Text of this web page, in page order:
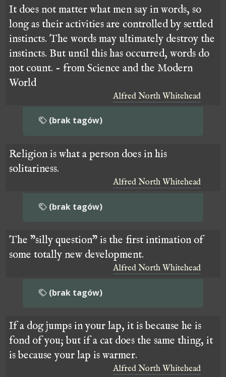
It does not matter what men say in words, so
long as their activities are controlled by settled
instincts. The words may ultimately destroy the
instincts. But until this has occurred, words do
not count. - from Science and the Modern
World
Alfred North Whitehead
(brak tagów)
Religion is what a person does in his
solitariness.
Alfred North Whitehead
(brak tagów)
The "silly question" is the first intimation of
some totally new development.
Alfred North Whitehead
(brak tagów)
If a dog jumps in your lap, it is because he is
fond of you; but if a cat does the same thing, it
is because your lap is warmer.
Alfred North Whitehead